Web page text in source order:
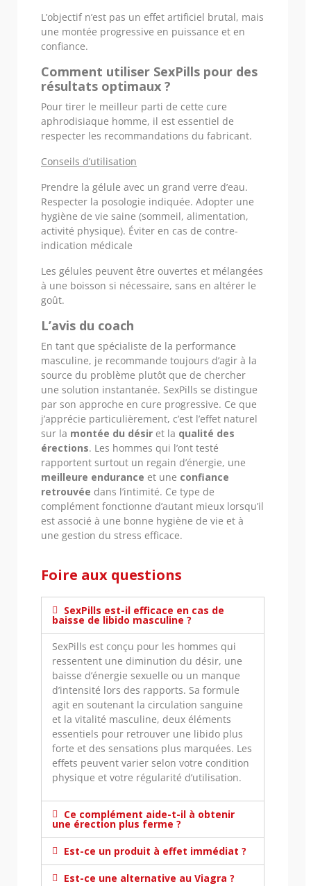
L’objectif n’est pas un effet artificiel brutal, mais
une montée progressive en puissance et en
confiance.
Comment utiliser SexPills pour des
résultats optimaux ?
Pour tirer le meilleur parti de cette cure
aphrodisiaque homme, il est essentiel de
respecter les recommandations du fabricant.
Conseils d’utilisation
Prendre la gélule avec un grand verre d’eau.
Respecter la posologie indiquée. Adopter une
hygiène de vie saine (sommeil, alimentation,
activité physique). Éviter en cas de contre-
indication médicale
Les gélules peuvent être ouvertes et mélangées
à une boisson si nécessaire, sans en altérer le
goût.
L’avis du coach
En tant que spécialiste de la performance
masculine, je recommande toujours d’agir à la
source du problème plutôt que de chercher
une solution instantanée. SexPills se distingue
par son approche en cure progressive. Ce que
j’apprécie particulièrement, c’est l’effet naturel
sur la montée du désir et la qualité des
érections. Les hommes qui l’ont testé
rapportent surtout un regain d’énergie, une
meilleure endurance et une confiance
retrouvée dans l’intimité. Ce type de
complément fonctionne d’autant mieux lorsqu’il
est associé à une bonne hygiène de vie et à
une gestion du stress efficace.
Foire aux questions
SexPills est-il efficace en cas de
baisse de libido masculine ?
SexPills est conçu pour les hommes qui
ressentent une diminution du désir, une
baisse d’énergie sexuelle ou un manque
d’intensité lors des rapports. Sa formule
agit en soutenant la circulation sanguine
et la vitalité masculine, deux éléments
essentiels pour retrouver une libido plus
forte et des sensations plus marquées. Les
effets peuvent varier selon votre condition
physique et votre régularité d’utilisation.
Ce complément aide-t-il à obtenir
une érection plus ferme ?
Est-ce un produit à effet immédiat ?
Est-ce une alternative au Viagra ?